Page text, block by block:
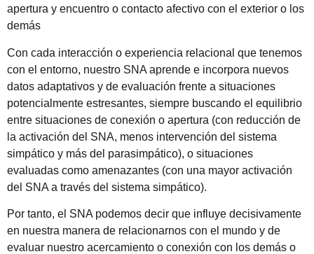
apertura y encuentro o contacto afectivo con el exterior o los
demás
Con cada interacción o experiencia relacional que tenemos
con el entorno, nuestro SNA aprende e incorpora nuevos
datos adaptativos y de evaluación frente a situaciones
potencialmente estresantes, siempre buscando el equilibrio
entre situaciones de conexión o apertura (con reducción de
la activación del SNA, menos intervención del sistema
simpático y más del parasimpático), o situaciones
evaluadas como amenazantes (con una mayor activación
del SNA a través del sistema simpático).
Por tanto, el SNA podemos decir que influye decisivamente
en nuestra manera de relacionarnos con el mundo y de
evaluar nuestro acercamiento o conexión con los demás o